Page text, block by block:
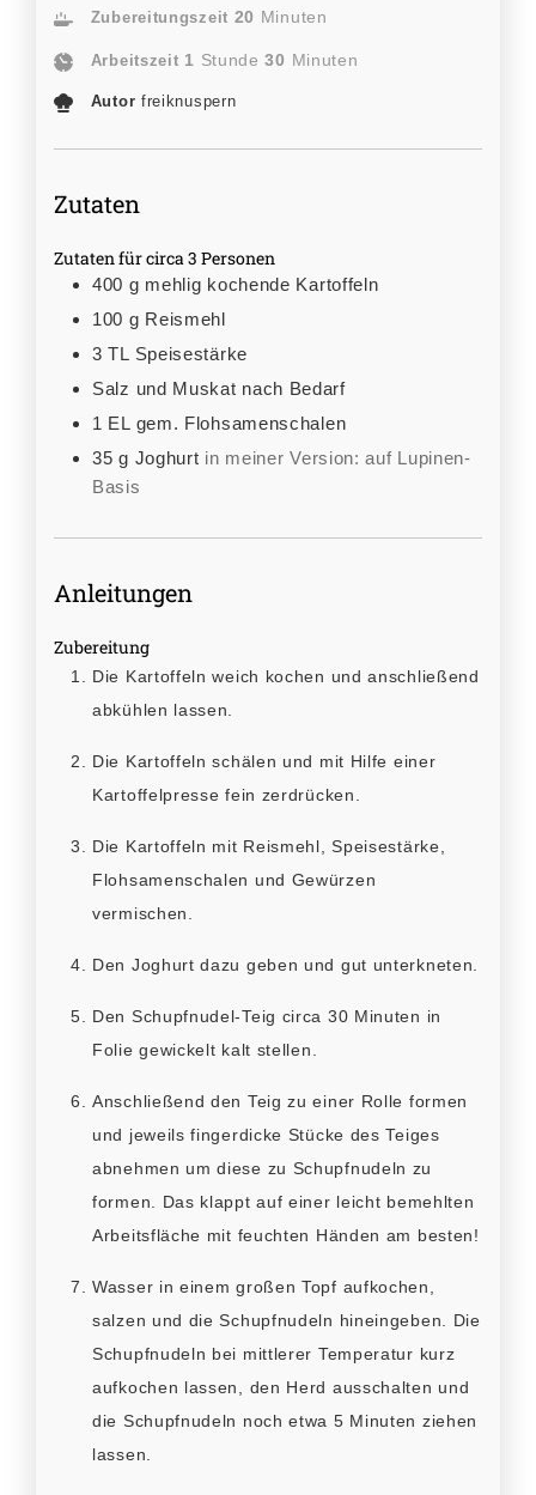
Zubereitungszeit 20 Minuten
Arbeitszeit 1 Stunde 30 Minuten
Autor freiknuspern
Zutaten
Zutaten für circa 3 Personen
400 g mehlig kochende Kartoffeln
100 g Reismehl
3 TL Speisestärke
Salz und Muskat nach Bedarf
1 EL gem. Flohsamenschalen
35 g Joghurt in meiner Version: auf Lupinen-
Basis
Anleitungen
Zubereitung
Die Kartoffeln weich kochen und anschließend
abkühlen lassen.
Die Kartoffeln schälen und mit Hilfe einer
Kartoffelpresse fein zerdrücken.
Die Kartoffeln mit Reismehl, Speisestärke,
Flohsamenschalen und Gewürzen
vermischen.
Den Joghurt dazu geben und gut unterkneten.
Den Schupfnudel-Teig circa 30 Minuten in
Folie gewickelt kalt stellen.
Anschließend den Teig zu einer Rolle formen
und jeweils fingerdicke Stücke des Teiges
abnehmen um diese zu Schupfnudeln zu
formen. Das klappt auf einer leicht bemehlten
Arbeitsfläche mit feuchten Händen am besten!
Wasser in einem großen Topf aufkochen,
salzen und die Schupfnudeln hineingeben. Die
Schupfnudeln bei mittlerer Temperatur kurz
aufkochen lassen, den Herd ausschalten und
die Schupfnudeln noch etwa 5 Minuten ziehen
lassen.